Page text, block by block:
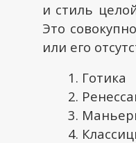
и стиль
Это
или его
Готика